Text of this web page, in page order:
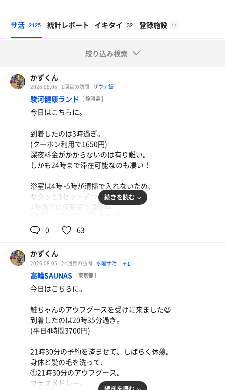
サ活 2125 統計レポート イキタイ 32 登録施設 11
絞り込み検索
かずくん
2026.08.06 1回目の訪問 サウナ飯
駿河健康ランド [ 静岡県 ]
今日はこちらに。
到着したのは3時過ぎ。
(クーポン利用で1650円)
深夜料金がかからないのは有り難い。
しかも24時まで滞在可能なのも凄い！
浴室は4時~5時が清掃で入れないため、
サクッと1セットずつ。
4時過ぎに仮眠室で寝る💤
起きたのは7時30分過ぎ。
朝はお風呂メインで、サウナは1セット
ずつ😂
9時に上がって、レストランで朝ごはん
食べました！
ご当地グルメもあって美味しかった😋
10時30分過ぎに退館。
今度はいさけん(石和健康ランド)やしん
けん(信州健康ランド)にも行きたいな🤔
ありがとうございました😊
続きを読む
0 63
かずくん
2026.08.05 24回目の訪問 水曜サ活 ＋1
高輪SAUNAS [ 東京都 ]
今日はこちらに。
鮭ちゃんのアウフグースを受けに来ました😆
到着したのは20時35分過ぎ。
(平日4時間3700円)
21時30分の予約を済ませて、しばらく休憩。
身体と髪の毛を洗って、
①21時30分のアウフグース。
フェスメドレー。